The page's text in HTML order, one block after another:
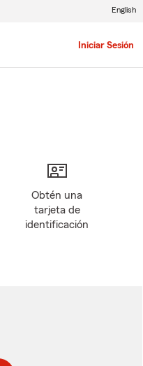
Iniciar Sesión
English
Obtén una
tarjeta de
identificación